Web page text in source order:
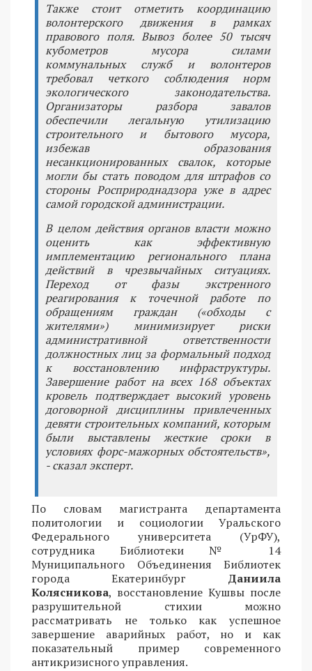
Также стоит отметить координацию
волонтерского движения в рамках
правового поля. Вывоз более 50 тысяч
кубометров мусора силами
коммунальных служб и волонтеров
требовал четкого соблюдения норм
экологического законодательства.
Организаторы разбора завалов
обеспечили легальную утилизацию
строительного и бытового мусора,
избежав образования
несанкционированных свалок, которые
могли бы стать поводом для штрафов со
стороны Росприроднадзора уже в адрес
самой городской администрации.
В целом действия органов власти можно
оценить как эффективную
имплементацию регионального плана
действий в чрезвычайных ситуациях.
Переход от фазы экстренного
реагирования к точечной работе по
обращениям граждан («обходы с
жителями») минимизирует риски
административной ответственности
должностных лиц за формальный подход
к восстановлению инфраструктуры.
Завершение работ на всех 168 объектах
кровель подтверждает высокий уровень
договорной дисциплины привлеченных
девяти строительных компаний, которым
были выставлены жесткие сроки в
условиях форс-мажорных обстоятельств»,
- сказал эксперт.
По словам магистранта департамента
политологии и социологии Уральского
Федерального университета (УрФУ),
сотрудника Библиотеки № 14
Муниципального Объединения Библиотек
города Екатеринбург Даниила
Колясникова, восстановление Кушвы после
разрушительной стихии можно
рассматривать не только как успешное
завершение аварийных работ, но и как
показательный пример современного
антикризисного управления.